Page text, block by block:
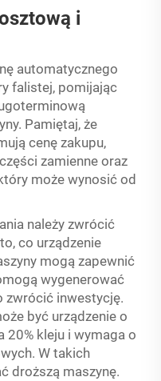
i
automatycznego
falistej, pomijając
Pamiętaj, że
cenę zakupu,
zamienne oraz
może wynosić od
należy zwrócić
co urządzenie
mogą zapewnić
wygenerować
zwrócić inwestycję.
być urządzenie o
20% kleju i wymaga o
W takich
droższą maszynę.